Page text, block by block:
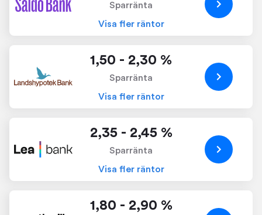
Sparränta
Visa fler räntor
1,50 - 2,30 %
Sparränta
Visa fler räntor
2,35 - 2,45 %
Sparränta
Visa fler räntor
1,80 - 2,90 %